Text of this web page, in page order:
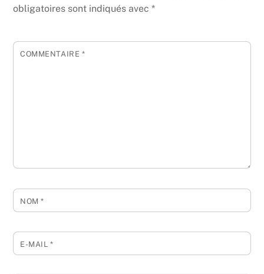
obligatoires sont indiqués avec*
COMMENTAIRE *
NOM*
E-MAIL *